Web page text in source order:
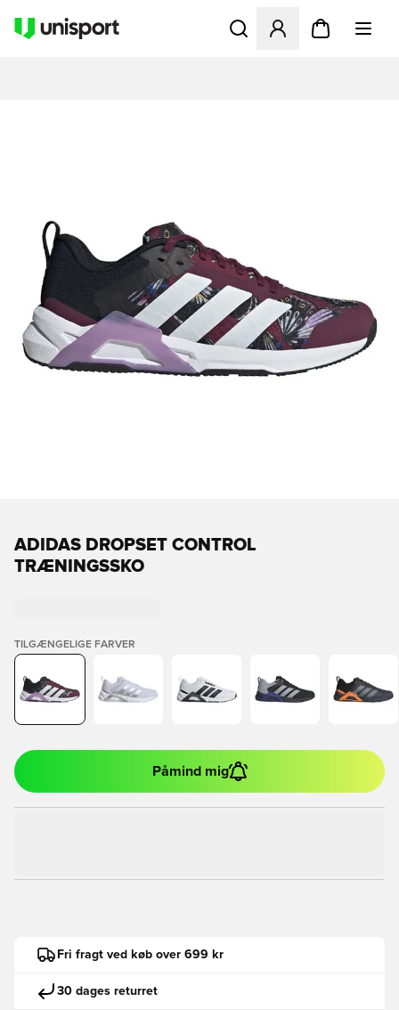
Åbner en Modal til at
ADIDAS DROPSET CONTROL
TRÆNINGSSKO
TILGÆNGELIGE FARVER
Påmind mig
Fri fragt ved køb over 699 kr
30 dages returret